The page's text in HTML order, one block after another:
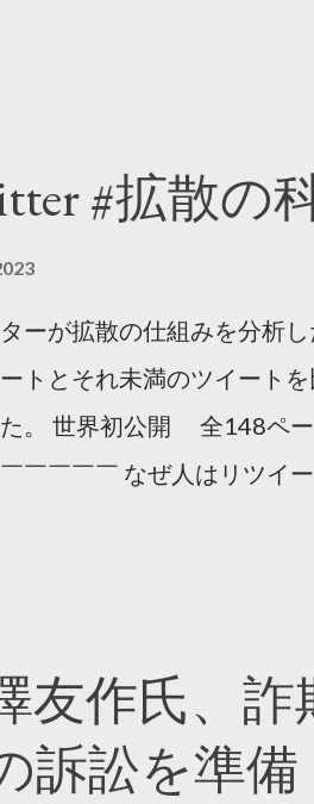
#拡散の
ーが拡散の仕組みを分析
トとそれ未満のツイート
。 世界初公開 全148ペー
￣￣￣￣ なぜ人はリツイ
marketing.twitter.com/ja/
友作氏、詐
訴訟を準備